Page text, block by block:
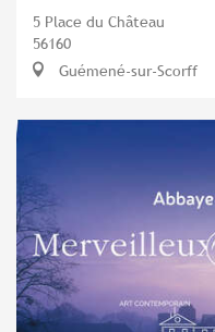
5 Place du Château
56160
Guémené-sur-Scorff